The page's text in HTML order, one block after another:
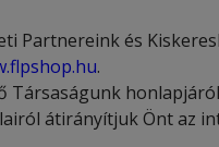
Partnereink és
.
Társaságunk
átirányítjuk Önt az